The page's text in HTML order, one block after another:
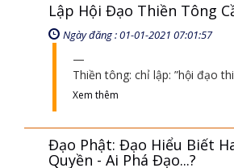
Lập Hội Đạo Thiền Tông
Ngày đăng : 01-01-2021 07:01:57
Thiền tông: chỉ lập: ”hội đạo
Xem thêm
Đạo Phật: Đạo Hiểu Biết
Quyền - Ai Phá Đạo...?